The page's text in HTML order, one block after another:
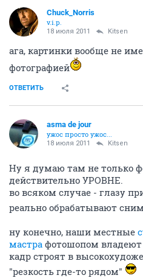
Chuck_Norris
v.i.p.
18 июля 2011 Kitsen
ага, картинки вообще не
фотографией
ОТВЕТИТЬ
asma de jour
ужос просто ужос...
18 июля 2011 Kitsen
Ну я думаю там не только
действительно УРОВНЕ.
во всяком случае - глазу
реально обрабатывают
ну конечно, наши местные
мастра фотошопом
кадр строят в
"резкость где-то рядом"